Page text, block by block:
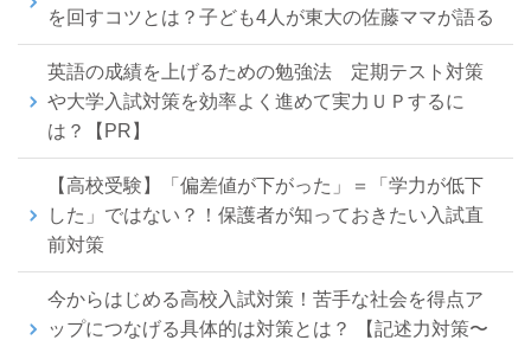
を回すコツとは？子ども4人が東大の佐藤ママが語る
英語の成績を上げるための勉強法 定期テスト対策
や大学入試対策を効率よく進めて実力ＵＰするに
は？【PR】
【高校受験】「偏差値が下がった」＝「学力が低下
した」ではない？！保護者が知っておきたい入試直
前対策
今からはじめる高校入試対策！苦手な社会を得点ア
ップにつなげる具体的は対策とは？ 【記述力対策〜